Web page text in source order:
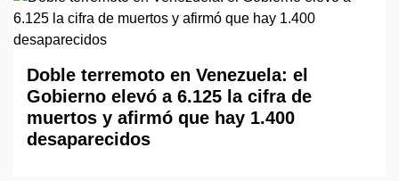
Doble terremoto en Venezuela: el
Gobierno elevó a 6.125 la cifra de
muertos y afirmó que hay 1.400
desaparecidos